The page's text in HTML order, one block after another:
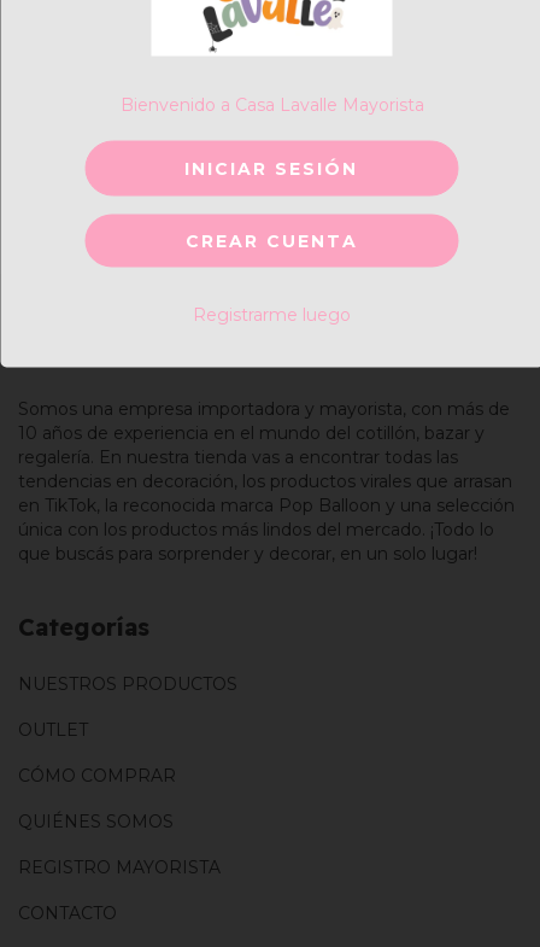
[CL765] CINTA DE
$3.960,00
COMPRAR
Somos una empresa importadora y mayorista, con más de
10 años de experiencia en el mundo del cotillón, bazar y
regalería. En nuestra tienda vas a encontrar todas las
tendencias en decoración, los productos virales que arrasan
en TikTok, la reconocida marca Pop Balloon y una selección
única con los productos más lindos del mercado. ¡Todo lo
que buscás para sorprender y decorar, en un solo lugar!
Categorías
NUESTROS PRODUCTOS
OUTLET
CÓMO COMPRAR
QUIÉNES SOMOS
REGISTRO MAYORISTA
CONTACTO
Bienvenido a Casa Lavalle Mayorista
INICIAR SESIÓN
CREAR CUENTA
Registrarme luego